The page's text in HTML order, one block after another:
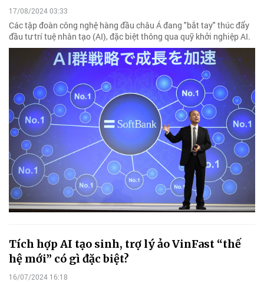
17/08/2024 03:33
Các tập đoàn công nghệ hàng đầu châu Á đang "bắt tay" thúc đẩy
đầu tư trí tuệ nhân tạo (AI), đặc biệt thông qua quỹ khởi nghiệp AI.
Tích hợp AI tạo sinh, trợ lý ảo VinFast “thế
hệ mới” có gì đặc biệt?
16/07/2024 16:18